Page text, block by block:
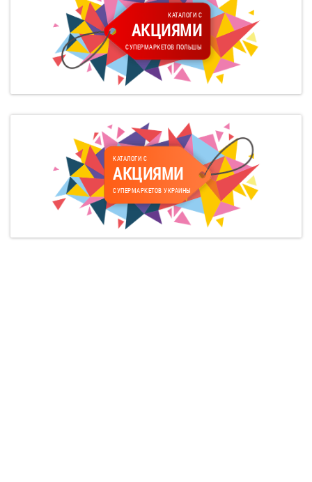
КАТАЛОГИ С
АКЦИЯМИ
СУПЕРМАРКЕТОВ ПОЛЬШЫ
КАТАЛОГИ С
АКЦИЯМИ
СУПЕРМАРКЕТОВ УКРАИНЫ